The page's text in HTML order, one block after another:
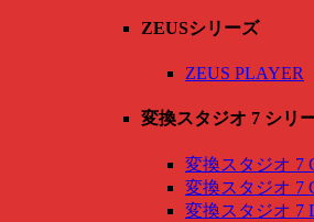
ZEUSシリーズ
ZEUS PLAYER
変換スタジオ 7 シリ
変換スタジオ 7
変換スタジオ 7
変換スタジオ 7